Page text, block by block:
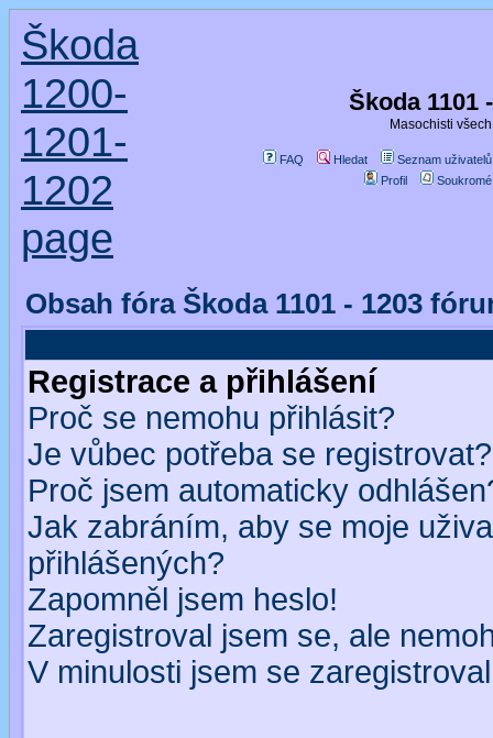
Škoda
1200-
1201-
1202
page
Škoda 1101
Masochisti
FAQ Hledat
Seznam uživatelů
Profil
Obsah fóra Škoda 1101 - 1203
Registrace a přihlášení
Proč se nemohu přihlásit?
Je vůbec potřeba se registrovat?
Proč jsem automaticky
Jak zabráním, aby se moje
přihlášených?
Zapomněl jsem heslo!
Zaregistroval jsem se, ale
V minulosti jsem se